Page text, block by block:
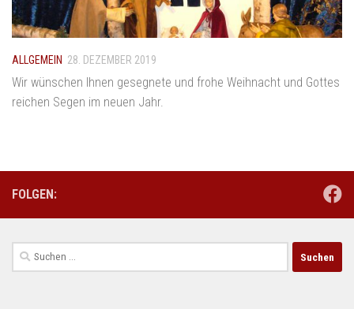
ALLGEMEIN 28. DEZEMBER 2019
Wir wünschen Ihnen gesegnete und frohe Weihnacht und Gottes
reichen Segen im neuen Jahr.
FOLGEN:
Suchen
nach: